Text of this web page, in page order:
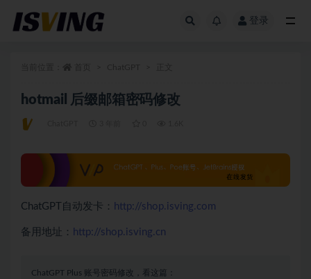
登录
hotmail 后缀邮箱密码修改
ChatGPT自动发卡： http://shop.isving.com
备用地址： http://shop.isving.cn
ChatGPT Plus 账号密码修改，看这篇：